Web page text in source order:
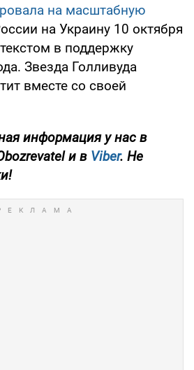
на масштабную
на Украину 10 октября
в поддержку
Звезда Голливуда
вместе со своей
информация у нас в
и в Viber. Не